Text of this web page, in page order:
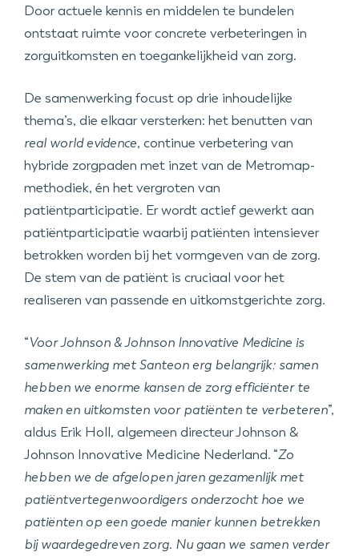
Door actuele kennis en middelen te bundelen
ontstaat ruimte voor concrete verbeteringen in
zorguitkomsten en toegankelijkheid van zorg.
De samenwerking focust op drie inhoudelijke
thema’s, die elkaar versterken: het benutten van
real world evidence, continue verbetering van
hybride zorgpaden met inzet van de Metromap-
methodiek, én het vergroten van
patiëntparticipatie. Er wordt actief gewerkt aan
patiëntparticipatie waarbij patiënten intensiever
betrokken worden bij het vormgeven van de zorg.
De stem van de patiënt is cruciaal voor het
realiseren van passende en uitkomstgerichte zorg.
“Voor Johnson & Johnson Innovative Medicine is
samenwerking met Santeon erg belangrijk; samen
hebben we enorme kansen de zorg efficiënter te
maken en uitkomsten voor patiënten te verbeteren”,
aldus Erik Holl, algemeen directeur Johnson &
Johnson Innovative Medicine Nederland. “Zo
hebben we de afgelopen jaren gezamenlijk met
patiëntvertegenwoordigers onderzocht hoe we
patiënten op een goede manier kunnen betrekken
bij waardegedreven zorg. Nu gaan we samen verder